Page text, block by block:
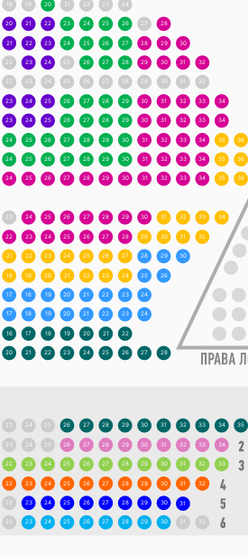
18 19 20 21 22 23 24 25 26
17 18 19 20 21 22 23 24
17 18 19 20 21 22 23 24
16 17 18 19 20 21 22
20 21 22 23 24 25 26 27 28
23 24 25 26 27 28 29 30 31 32 33 34 35
22 23 24 25 26 27 28 29 30 31 32 33
22 23 24 25 26 27 28 29 30
22 23 24 25 26 27 28 29 30 31 32
22 23 24 25 26 27 28 29 30 31
31
32
23 24 25 26 27 28 29 30 31 32 33 34
20 21 22 23 24 25 26 27 28
21 22 23 24 25 26 27 28 29 30
22 23 24 25 26 27 28 29 30 31 32
22 23 24 25 26 27 28 29 30 31 32
23 24 25 26 27 28 29 30 31 32 33 34
23 24 25 26 27 28 29 30 31 32 33 34
24 25 26 27 28 29 30 31 32 33 34 35 36
24 25 26 27 28 29 30 31 32 33 34 35 36
23 24 25 26 27 28 29 30 31 32 33 34
22 23 24 25 26 27 28 29 30 31 32
21 22 23 24 25 26 27 28 29 30
24 25 26 27 28 29 30 31 32 33 34 35 36
18 19 20 21 22 23 24